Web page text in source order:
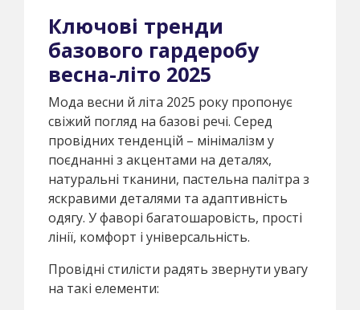
Ключові тренди
базового гардеробу
весна-літо 2025
Мода весни й літа 2025 року пропонує
свіжий погляд на базові речі. Серед
провідних тенденцій – мінімалізм у
поєднанні з акцентами на деталях,
натуральні тканини, пастельна палітра з
яскравими деталями та адаптивність
одягу. У фаворі багатошаровість, прості
лінії, комфорт і універсальність.
Провідні стилісти радять звернути увагу
на такі елементи: